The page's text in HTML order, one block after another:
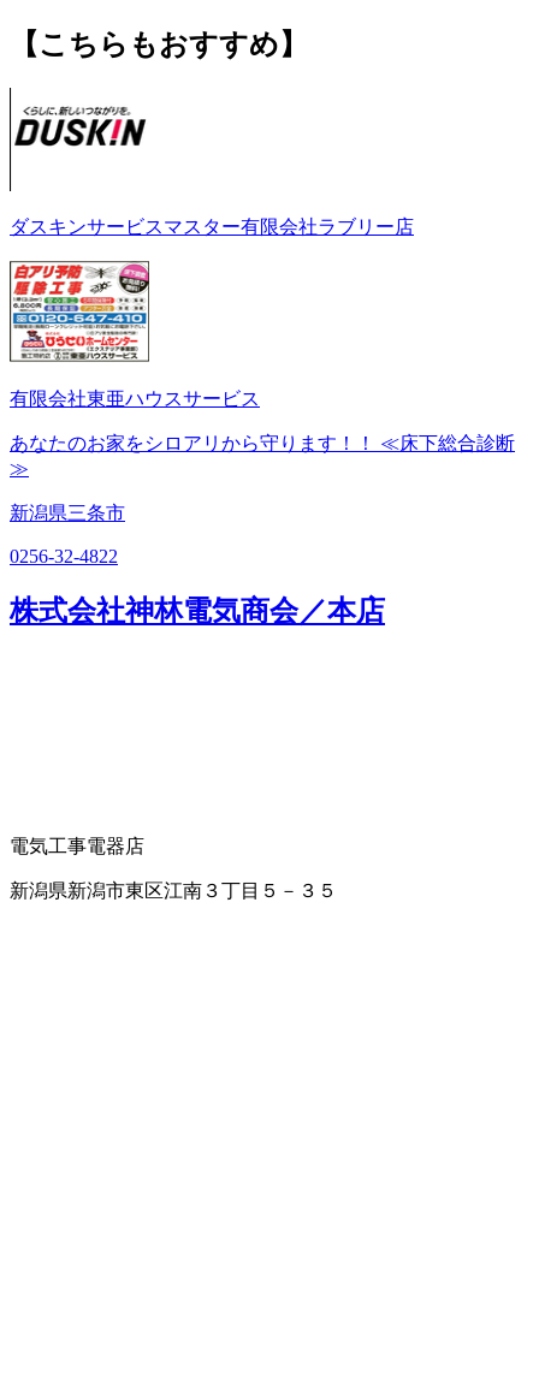
【こちらもおすすめ】
ダスキンサービスマスター有限会社ラブリー店
有限会社東亜ハウスサービス
あなたのお家をシロアリから守ります！！ ≪床下総合診断
≫
新潟県三条市
0256-32-4822
株式会社神林電気商会／本店
電気工事電器店
新潟県新潟市東区江南３丁目５－３５